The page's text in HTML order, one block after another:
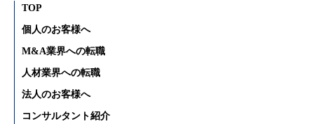
TOP
個人のお客様へ
M&A業界への転職
人材業界への転職
法人のお客様へ
コンサルタント紹介